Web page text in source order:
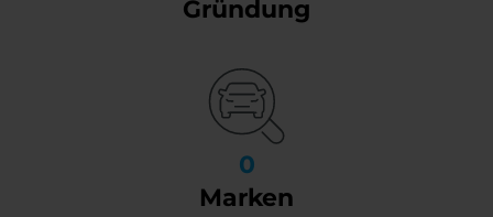
Gründung
0
Marken